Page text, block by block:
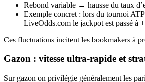
Rebond variable → hausse du taux
Exemple concret : lors du tournoi
LiveOdds.com le jackpot est passé à
Ces fluctuations incitent les bookmakers à
Gazon : vitesse ultra‑rapide et
Sur gazon on privilégie généralement les